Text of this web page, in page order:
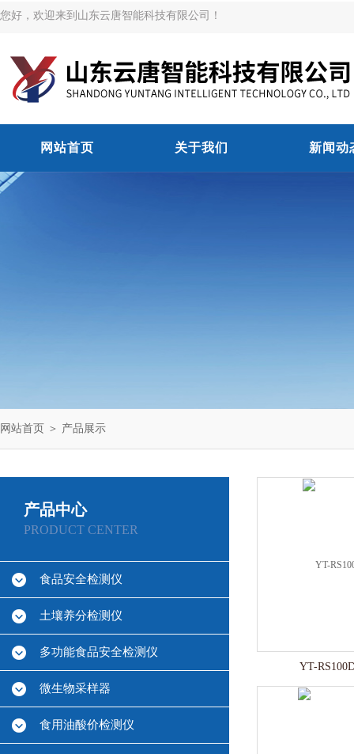
您好，欢迎来到山东云唐智能科技有限公司！
网站首页 关于我们 新闻动
网站首页 ＞ 产品展示
产品中心
PRODUCT CENTER
食品安全检测仪
土壤养分检测仪
多功能食品安全检测仪
微生物采样器
食用油酸价检测仪
YT-